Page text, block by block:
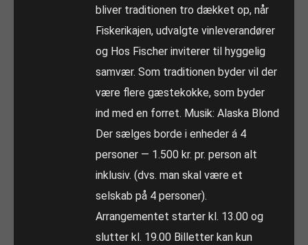
bliver traditionen tro dækket op, når
Fiskerikajen, udvalgte vinleverandører
og Hos Fischer inviterer til hyggelig
samvær. Som traditionen byder vil der
være flere gæstekokke, som byder
ind med en forret. Musik: Alaska Blond
Der sælges borde i enheder á 4
personer — 1.500 kr. pr. person alt
inklusiv. (dvs. man skal være et
selskab på 4 personer).
Arrangementet starter kl. 13.00 og
slutter kl. 19.00 Billetter kan kun